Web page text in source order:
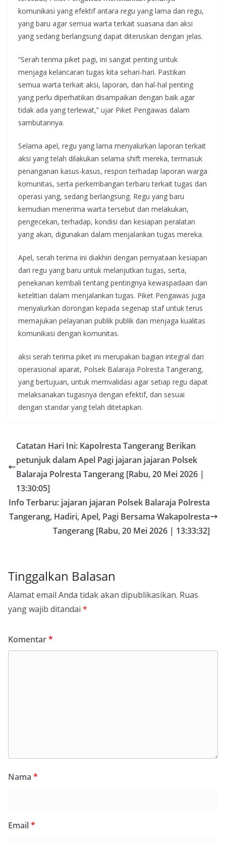
komunikasi yang efektif antara regu yang lama dan regu,
yang baru agar semua warta terkait suasana dan aksi
yang sedang berlangsung dapat diteruskan dengan jelas.
“Serah terima piket pagi, ini sangat penting untuk
menjaga kelancaran tugas kita sehari-hari. Pastikan
semua warta terkait aksi, laporan, dan hal-hal penting
yang perlu diperhatikan disampaikan dengan baik agar
tidak ada yang terlewat,” ujar Piket Pengawas dalam
sambutannya.
Selama apel, regu yang lama menyalurkan laporan terkait
aksi yang telah dilakukan selama shift mereka, termasuk
penanganan kasus-kasus, respon terhadap laporan warga
komunitas, serta perkembangan terbaru terkait tugas dan
operasi yang, sedang berlangsung. Regu yang baru
kemudian menerima warta tersebut dan melakukan,
pengecekan, terhadap, kondisi dan kesiapan peralatan
yang akan, digunakan dalam menjalankan tugas mereka.
Apel, serah terima ini diakhiri dengan pernyataan kesiapan
dari regu yang baru untuk melanjutkan tugas, serta,
penekanan kembali tentang pentingnya kewaspadaan dan
ketelitian dalam menjalankan tugas. Piket Pengawas juga
menyalurkan dorongan kepada segenap staf untuk terus
memajukan pelayanan publik publik dan menjaga kualitas
komunikasi dengan komunitas.
aksi serah terima piket ini merupakan bagian integral dari
operasional aparat, Polsek Balaraja Polresta Tangerang,
yang bertujuan, untuk memvalidasi agar setiap regu dapat
melaksanakan tugasnya dengan efektif, dan sesuai
dengan standar yang telah ditetapkan.
Catatan Hari Ini: Kapolresta Tangerang Berikan
petunjuk dalam Apel Pagi jajaran jajaran Polsek
Balaraja Polresta Tangerang [Rabu, 20 Mei 2026 |
13:30:05]
Info Terbaru: jajaran jajaran Polsek Balaraja Polresta
Tangerang, Hadiri, Apel, Pagi Bersama Wakapolresta
Tangerang [Rabu, 20 Mei 2026 | 13:33:32]
Tinggalkan Balasan
Alamat email Anda tidak akan dipublikasikan. Ruas
yang wajib ditandai *
Komentar*
Nama *
Email*